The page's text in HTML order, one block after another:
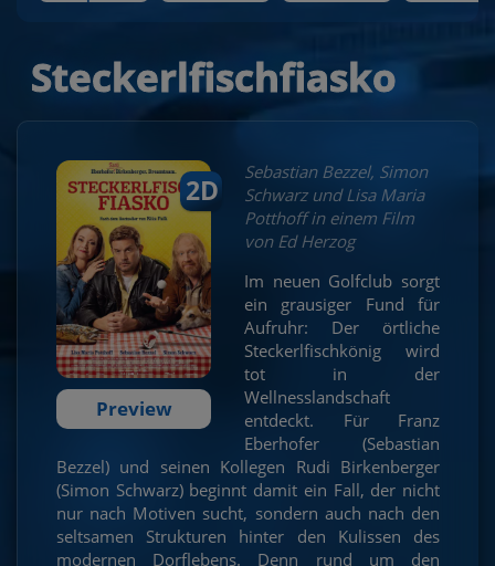
Steckerlfischfiasko
2D
Preview
Sebastian Bezzel, Simon
Schwarz und Lisa Maria
Potthoff in einem Film
von Ed Herzog
Im neuen Golfclub sorgt
ein grausiger Fund für
Aufruhr: Der örtliche
Steckerlfischkönig wird
tot in der
Wellnesslandschaft
entdeckt. Für Franz
Eberhofer (Sebastian
Bezzel) und seinen Kollegen Rudi Birkenberger
(Simon Schwarz) beginnt damit ein Fall, der nicht
nur nach Motiven sucht, sondern auch nach den
seltsamen Strukturen hinter den Kulissen des
modernen Dorflebens. Denn rund um den